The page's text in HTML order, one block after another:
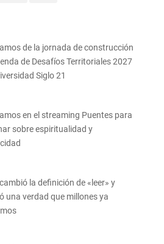
de la jornada de construcción
de Desafíos Territoriales 2027
Siglo 21
en el streaming Puentes para
sobre espiritualidad y
la definición de «leer» y
una verdad que millones ya